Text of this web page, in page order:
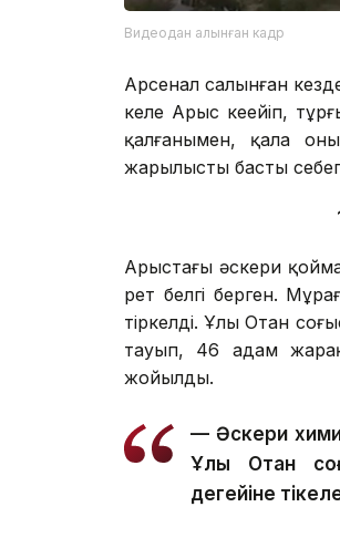
Видеодан алынған кадр
Арсенал салынған
келе Арыс кеңейіп,
қалғанымен, қала
жарылыстың басты
Арыстағы әскери
рет белгі берген.
тіркелді. Ұлы Отан
тауып, 46 адам
жойылды.
— Әскери
Ұлы Отан
деңгейіне